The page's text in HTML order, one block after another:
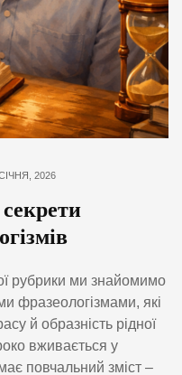
2026
рубрики ми знайомимо
фразеологізмами, які
й образність рідної
вживається у
повчальний зміст –